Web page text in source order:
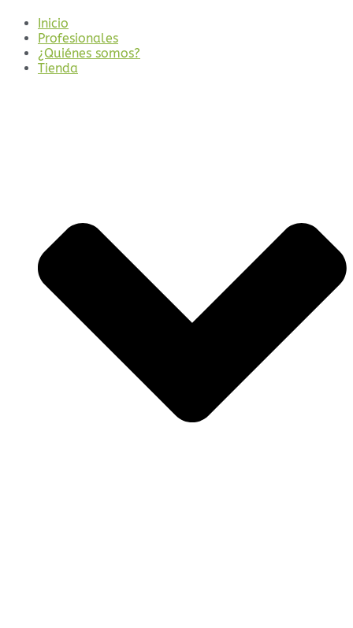
Inicio
Profesionales
¿Quiénes somos?
Tienda